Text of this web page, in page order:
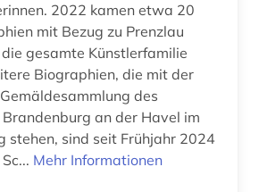
süddeutschland (1)
südosteuropa (1)
2022 kamen etwa 20
mit Bezug zu Prenzlau
gesamte Künstlerfamilie
Biographien, die mit der
des
an der Havel im
stehen, sind seit Frühjahr 2024
Mehr Informationen